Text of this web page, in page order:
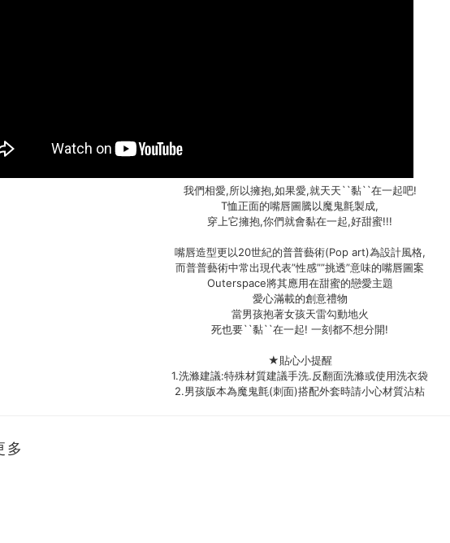
我們相愛,所以擁抱,如果愛,就天天``黏``在一起吧!
T恤正面的嘴唇圖騰以魔鬼氈製成,
穿上它擁抱,你們就會黏在一起,好甜蜜!!!
嘴唇造型更以20世紀的普普藝術(Pop art)為設計風格,
而普普藝術中常出現代表”性感””挑透”意味的嘴唇圖案
Outerspace將其應用在甜蜜的戀愛主題
愛心滿載的創意禮物
當男孩抱著女孩天雷勾動地火
死也要``黏``在一起! 一刻都不想分開!
★貼心小提醒
1.洗滌建議:特殊材質建議手洗.反翻面洗滌或使用洗衣袋
2.男孩版本為魔鬼氈(刺面)搭配外套時請小心材質沾粘
多